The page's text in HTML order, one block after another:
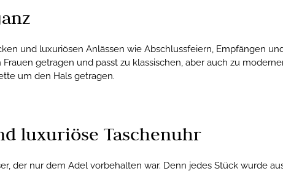
und luxuriösen Anlässen wie Abschlussfeiern, Empfängen
getragen und passt zu klassischen, aber auch zu
um den Hals getragen.
luxuriöse Taschenuhr
der nur dem Adel vorbehalten war. Denn jedes Stück wurde